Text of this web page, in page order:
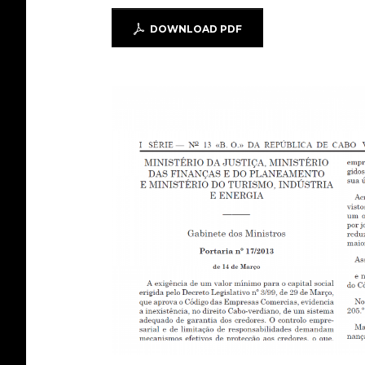
DOWNLOAD PDF